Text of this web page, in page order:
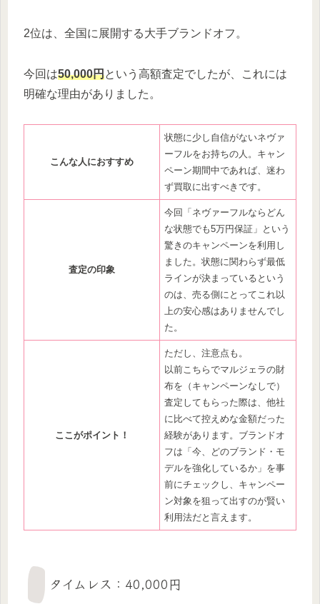
2位は、全国に展開する大手ブランドオフ。
今回は50,000円という高額査定でしたが、これには
明確な理由がありました。
こんな人におすすめ
状態に少し自信がないネヴァ
ーフルをお持ちの人。キャン
ペーン期間中であれば、迷わ
ず買取に出すべきです。
査定の印象
今回「ネヴァーフルならどん
な状態でも5万円保証」という
驚きのキャンペーンを利用し
ました。状態に関わらず最低
ラインが決まっているという
のは、売る側にとってこれ以
上の安心感はありませんでし
た。
ここがポイント！
ただし、注意点も。
以前こちらでマルジェラの財
布を（キャンペーンなしで）
査定してもらった際は、他社
に比べて控えめな金額だった
経験があります。ブランドオ
フは「今、どのブランド・モ
デルを強化しているか」を事
前にチェックし、キャンペー
ン対象を狙って出すのが賢い
利用法だと言えます。
タイムレス：40,000円